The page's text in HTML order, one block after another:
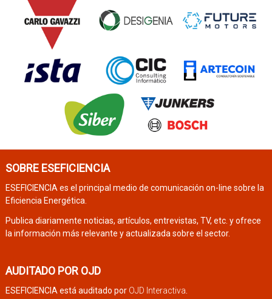
SOBRE ESEFICIENCIA
ESEFICIENCIA es el principal medio de comunicación on-line sobre la
Eficiencia Energética.
Publica diariamente noticias, artículos, entrevistas, TV, etc. y ofrece
la información más relevante y actualizada sobre el sector.
AUDITADO POR OJD
ESEFICIENCIA está auditado por OJD Interactiva